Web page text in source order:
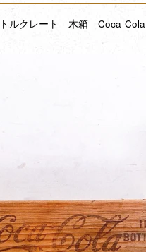
ルクレート 木箱 Coca-